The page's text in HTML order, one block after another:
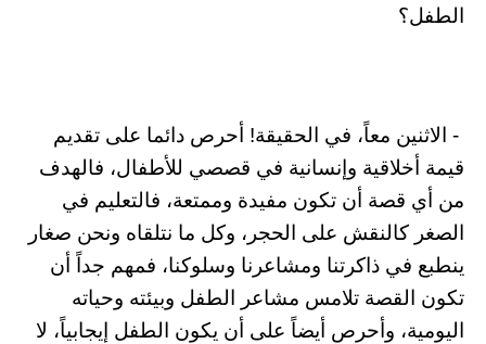
الطفل؟
- الاثنين معاً، في الحقيقة! أحرص دائما على تقديم
قيمة أخلاقية وإنسانية في قصصي للأطفال، فالهدف
من أي قصة أن تكون مفيدة وممتعة، فالتعليم في
الصغر كالنقش على الحجر، وكل ما نتلقاه ونحن صغار
ينطبع في ذاكرتنا ومشاعرنا وسلوكنا، فمهم جداً أن
تكون القصة تلامس مشاعر الطفل وبيئته وحياته
اليومية، وأحرص أيضاً على أن يكون الطفل إيجابياً، لا